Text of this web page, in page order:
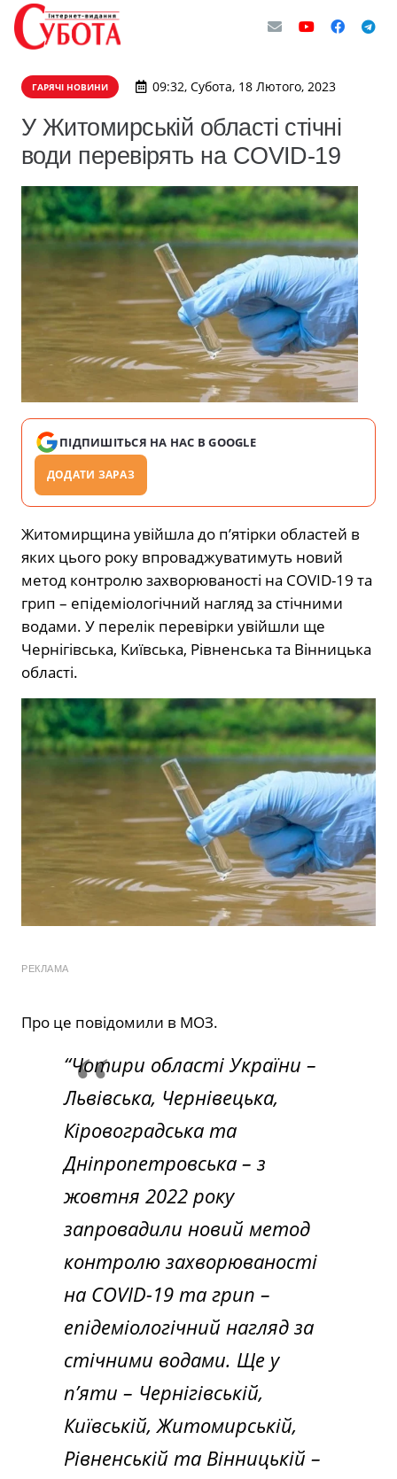
ГАРЯЧІ НОВИНИ 09:32, Субота, 18 Лютого, 2023
У Житомирській області стічні
води перевірять на COVID-19
ПІДПИШІТЬСЯ НА НАС В GOOGLE
ДОДАТИ ЗАРАЗ
Житомирщина увійшла до п’ятірки областей в
яких цього року впроваджуватимуть новий
метод контролю захворюваності на COVID-19 та
грип – епідеміологічний нагляд за стічними
водами. У перелік перевірки увійшли ще
Чернігівська, Київська, Рівненська та Вінницька
області.
РЕКЛАМА
Про це повідомили в МОЗ.
“Чотири області України –
Львівська, Чернівецька,
Кіровоградська та
Дніпропетровська – з
жовтня 2022 року
запровадили новий метод
контролю захворюваності
на COVID-19 та грип –
епідеміологічний нагляд за
стічними водами. Ще у
п’яти – Чернігівській,
Київській, Житомирській,
Рівненській та Вінницькій –